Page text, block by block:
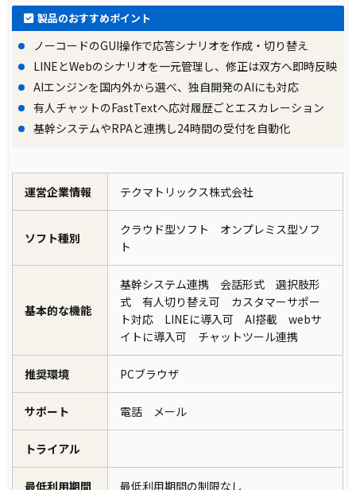
製品のおすすめポイント
ノーコードのGUI操作で応答シナリオを作成・切り替え
LINEとWebのシナリオを一元管理し、修正は双方へ即時反映
AIエンジンを国内外から選べ、独自開発のAIにも対応
有人チャットのFastTextへ応対履歴ごとエスカレーション
基幹システムやRPAと連携し24時間の受付を自動化
運営企業情報 テクマトリックス株式会社
ソフト種別
クラウド型ソフト オンプレミス型ソフ
ト
基本的な機能
基幹システム連携 会話形式 選択肢形
式 有人切り替え可 カスタマーサポー
ト対応 LINEに導入可 AI搭載 webサ
イトに導入可 チャットツール連携
推奨環境 PCブラウザ
サポート 電話 メール
トライアル
最低利用期間 最低利用期間の制限なし